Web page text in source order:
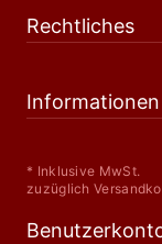
Rechtliches
Informationen
* Inklusive MwSt.
zuzüglich